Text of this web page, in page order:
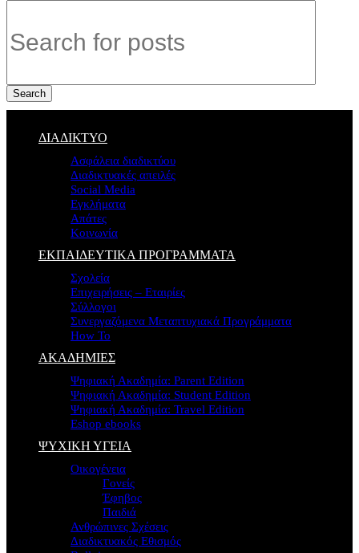
Search
ΔΙΑΔΙΚΤΥΟ
Ασφάλεια διαδικτύου
Διαδικτυακές απειλές
Social Media
Εγκλήματα
Απάτες
Κοινωνία
ΕΚΠΑΙΔΕΥΤΙΚΑ ΠΡΟΓΡΑΜΜΑΤΑ
Σχολεία
Επιχειρήσεις – Εταιρίες
Σύλλογοι
Συνεργαζόμενα Μεταπτυχιακά Προγράμματα
How To
ΑΚΑΔΗΜΙΕΣ
Ψηφιακή Ακαδημία: Parent Edition
Ψηφιακή Ακαδημία: Student Edition
Ψηφιακή Ακαδημία: Travel Edition
Eshop ebooks
ΨΥΧΙΚΗ ΥΓΕΙΑ
Οικογένεια
Γονείς
Έφηβος
Παιδιά
Ανθρώπινες Σχέσεις
Διαδικτυακός Εθισμός